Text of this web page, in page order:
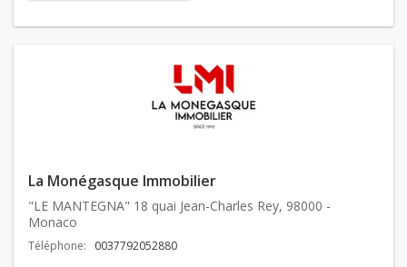
La Monégasque Immobilier
"LE MANTEGNA" 18 quai Jean-Charles Rey, 98000 -
Monaco
Téléphone: 0037792052880